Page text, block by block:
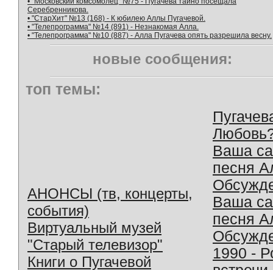
Серебренникова.
• "СтарХит" №13 (168) - К юбилею Аллы Пугачевой.
• "Телепрограмма" №14 (891) - Незнакомая Алла.
• "Телепрограмма" №10 (887) - Алла Пугачева опять разрешила весну.
новые сообщения:
топ темы:
АНОНСЫ (тв, концерты,
события)
Виртуальный музей
"Старый телевизор"
Книги о Пугачевой
Ваша
песня
Ваша
песня
1990 -